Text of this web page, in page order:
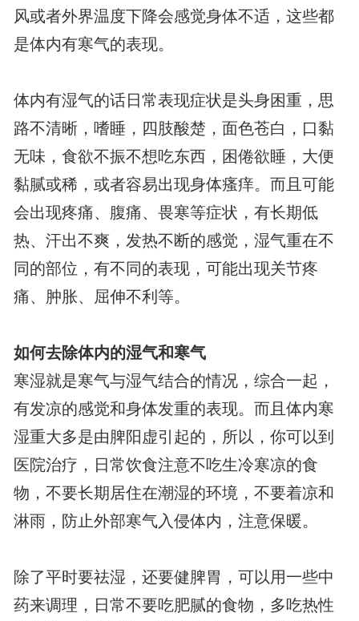
风或者外界温度下降会感觉身体不适，这些都
是体内有寒气的表现。
体内有湿气的话日常表现症状是头身困重，思
路不清晰，嗜睡，四肢酸楚，面色苍白，口黏
无味，食欲不振不想吃东西，困倦欲睡，大便
黏腻或稀，或者容易出现身体瘙痒。而且可能
会出现疼痛、腹痛、畏寒等症状，有长期低
热、汗出不爽，发热不断的感觉，湿气重在不
同的部位，有不同的表现，可能出现关节疼
痛、肿胀、屈伸不利等。
如何去除体内的湿气和寒气
寒湿就是寒气与湿气结合的情况，综合一起，
有发凉的感觉和身体发重的表现。而且体内寒
湿重大多是由脾阳虚引起的，所以，你可以到
医院治疗，日常饮食注意不吃生冷寒凉的食
物，不要长期居住在潮湿的环境，不要着凉和
淋雨，防止外部寒气入侵体内，注意保暖。
除了平时要祛湿，还要健脾胃，可以用一些中
药来调理，日常不要吃肥腻的食物，多吃热性